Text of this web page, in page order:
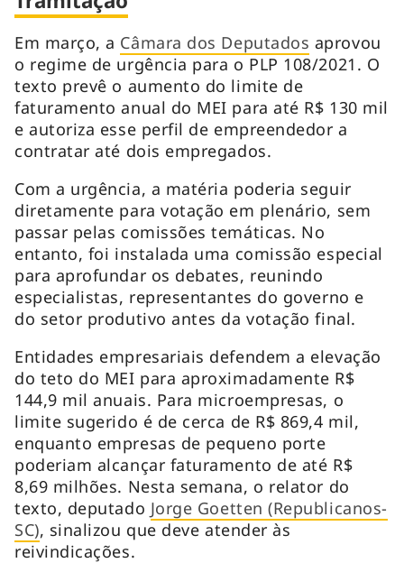
Em março, a Câmara dos Deputados aprovou
o regime de urgência para o PLP 108/2021. O
texto prevê o aumento do limite de
faturamento anual do MEI para até R$ 130 mil
e autoriza esse perfil de empreendedor a
contratar até dois empregados.
Com a urgência, a matéria poderia seguir
diretamente para votação em plenário, sem
passar pelas comissões temáticas. No
entanto, foi instalada uma comissão especial
para aprofundar os debates, reunindo
especialistas, representantes do governo e
do setor produtivo antes da votação final.
Entidades empresariais defendem a elevação
do teto do MEI para aproximadamente R$
144,9 mil anuais. Para microempresas, o
limite sugerido é de cerca de R$ 869,4 mil,
enquanto empresas de pequeno porte
poderiam alcançar faturamento de até R$
8,69 milhões. Nesta semana, o relator do
texto, deputado Jorge Goetten (Republicanos-
SC), sinalizou que deve atender às
reivindicações.